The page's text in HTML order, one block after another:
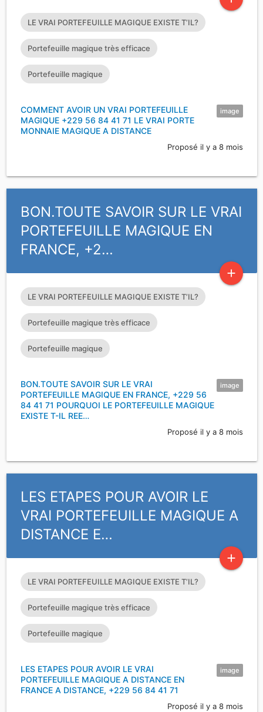
LE VRAI PORTEFEUILLE MAGIQUE EXISTE T’IL?
Portefeuille magique très efficace
Portefeuille magique
image
COMMENT AVOIR UN VRAI PORTEFEUILLE
MAGIQUE +229 56 84 41 71 LE VRAI PORTE
MONNAIE MAGIQUE A DISTANCE
Proposé il y a 8 mois
BON.TOUTE SAVOIR SUR LE VRAI
PORTEFEUILLE MAGIQUE EN
FRANCE, +2…
add
LE VRAI PORTEFEUILLE MAGIQUE EXISTE T’IL?
Portefeuille magique très efficace
Portefeuille magique
image
BON.TOUTE SAVOIR SUR LE VRAI
PORTEFEUILLE MAGIQUE EN FRANCE, +229 56
84 41 71 POURQUOI LE PORTEFEUILLE MAGIQUE
EXISTE T-IL REE…
Proposé il y a 8 mois
LES ETAPES POUR AVOIR LE
VRAI PORTEFEUILLE MAGIQUE A
DISTANCE E…
add
LE VRAI PORTEFEUILLE MAGIQUE EXISTE T’IL?
Portefeuille magique très efficace
Portefeuille magique
image
LES ETAPES POUR AVOIR LE VRAI
PORTEFEUILLE MAGIQUE A DISTANCE EN
FRANCE A DISTANCE, +229 56 84 41 71
Proposé il y a 8 mois